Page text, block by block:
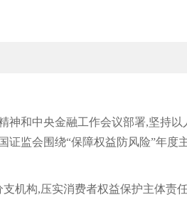
神和中央金融工作会议部署,坚持
证监会围绕“保障权益防风险”年度
机构,压实消费者权益保护主体责